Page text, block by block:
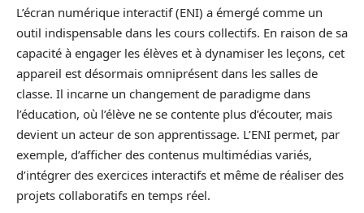
L’écran numérique interactif (ENI) a émergé comme un
outil indispensable dans les cours collectifs. En raison de sa
capacité à engager les élèves et à dynamiser les leçons, cet
appareil est désormais omniprésent dans les salles de
classe. Il incarne un changement de paradigme dans
l’éducation, où l’élève ne se contente plus d’écouter, mais
devient un acteur de son apprentissage. L’ENI permet, par
exemple, d’afficher des contenus multimédias variés,
d’intégrer des exercices interactifs et même de réaliser des
projets collaboratifs en temps réel.